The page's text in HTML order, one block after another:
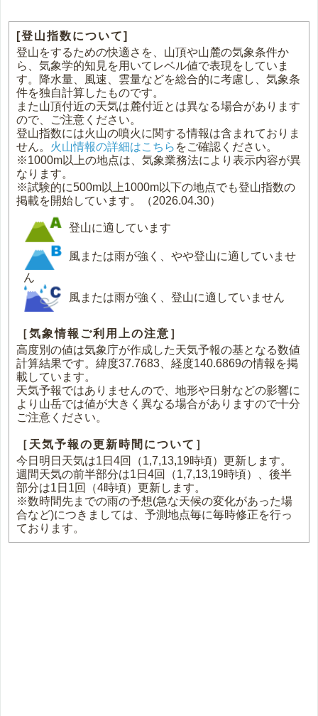
[登山指数について]
登山をするための快適さを、山頂や山麓の気象条件か
ら、気象学的知見を用いてレベル値で表現をしていま
す。降水量、風速、雲量などを総合的に考慮し、気象条
件を独自計算したものです。
また山頂付近の天気は麓付近とは異なる場合があります
ので、ご注意ください。
登山指数には火山の噴火に関する情報は含まれておりま
せん。 火山情報の詳細はこちら をご確認ください。
※1000m以上の地点は、気象業務法により表示内容が異
なります。
※試験的に500m以上1000m以下の地点でも登山指数の
掲載を開始しています。（2026.04.30）
登山に適しています
風または雨が強く、やや登山に適していませ
ん
風または雨が強く、登山に適していません
［気象情報ご利用上の注意］
高度別の値は気象庁が作成した天気予報の基となる数値
計算結果です。緯度37.7683、経度140.6869の情報を掲
載しています。
天気予報ではありませんので、地形や日射などの影響に
より山岳では値が大きく異なる場合がありますので十分
ご注意ください。
［天気予報の更新時間について］
今日明日天気は1日4回（1,7,13,19時頃）更新します。
週間天気の前半部分は1日4回（1,7,13,19時頃）、後半
部分は1日1回（4時頃）更新します。
※数時間先までの雨の予想(急な天候の変化があった場
合など)につきましては、予測地点毎に毎時修正を行っ
ております。